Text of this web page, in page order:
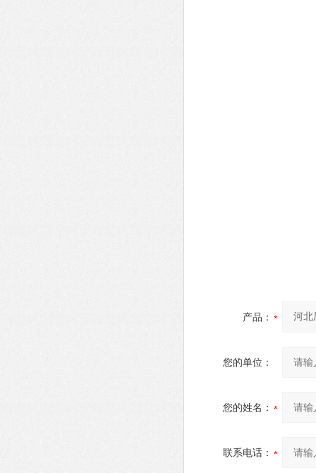
产品：
您的单位：
您的姓名：
联系电话：